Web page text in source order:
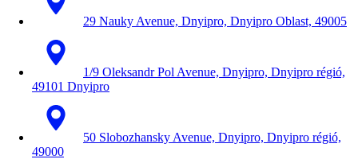
29 Nauky Avenue, Dnyipro, Dnyipro Oblast, 49005
1/9 Oleksandr Pol Avenue, Dnyipro, Dnyipro régió,
49101 Dnyipro
50 Slobozhansky Avenue, Dnyipro, Dnyipro régió,
49000